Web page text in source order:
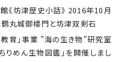
《坊津歴史小話》 2016年10月
丸城御楼門と坊津双剣石
育」事業 "海の生き物"研究室
りめん生物図鑑｣を開催しまし